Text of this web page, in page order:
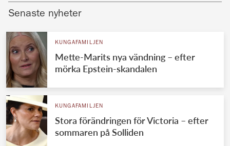
Senaste nyheter
KUNGAFAMILJEN
Mette-Marits nya vändning – efter
mörka Epstein-skandalen
KUNGAFAMILJEN
Stora förändringen för Victoria – efter
sommaren på Solliden